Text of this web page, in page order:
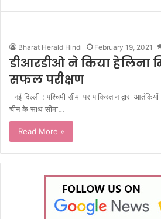
Bharat Herald Hindi February 19, 2021
डीआरडीओ ने किया हेलिना
सफल परीक्षण
नई दिल्ली : पश्चिमी सीमा पर पाकिस्तान द्वारा
चीन के साथ सीमा…
Read More »